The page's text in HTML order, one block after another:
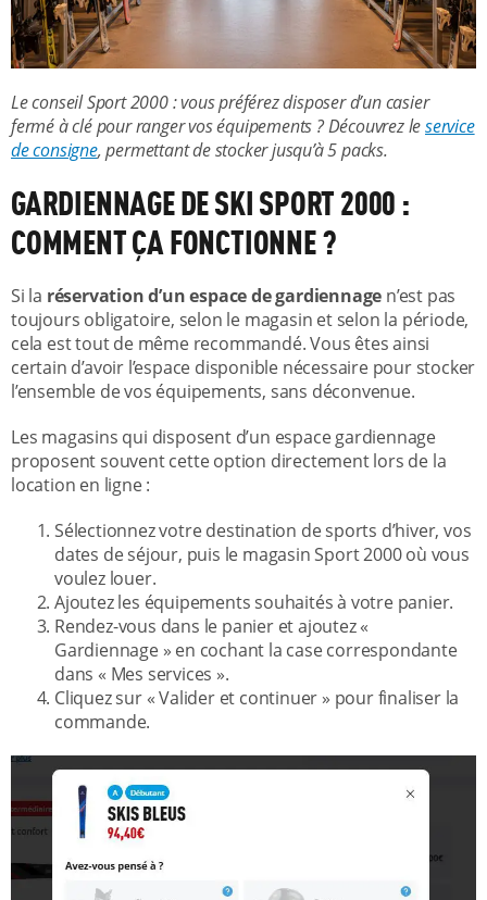
Le conseil Sport 2000 : vous préférez disposer d’un casier
fermé à clé pour ranger vos équipements ? Découvrez leservice
de consigne, permettant de stocker jusqu’à 5 packs.
GARDIENNAGE DE SKI SPORT 2000 :
COMMENT ÇA FONCTIONNE ?
Si la réservation d’un espace de gardiennage n’est pas
toujours obligatoire, selon le magasin et selon la période,
cela est tout de même recommandé. Vous êtes ainsi
certain d’avoir l’espace disponible nécessaire pour stocker
l’ensemble de vos équipements, sans déconvenue.
Les magasins qui disposent d’un espace gardiennage
proposent souvent cette option directement lors de la
location en ligne :
Sélectionnez votre destination de sports d’hiver, vos
dates de séjour, puis le magasin Sport 2000 où vous
voulez louer.
Ajoutez les équipements souhaités à votre panier.
Rendez-vous dans le panier et ajoutez «
Gardiennage » en cochant la case correspondante
dans « Mes services ».
Cliquez sur « Valider et continuer » pour finaliser la
commande.